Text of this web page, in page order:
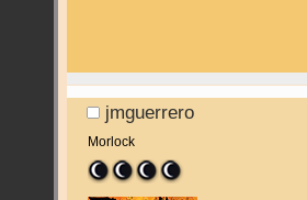
jmguerrero
Morlock